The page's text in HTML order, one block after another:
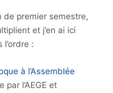
de premier semestre,
et j’en ai ici
:
à l’Assemblée
par l’AEGE et